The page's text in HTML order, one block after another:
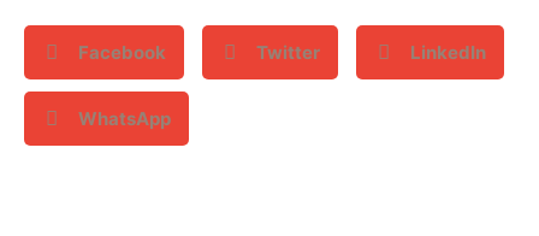
Facebook Twitter LinkedIn
WhatsApp